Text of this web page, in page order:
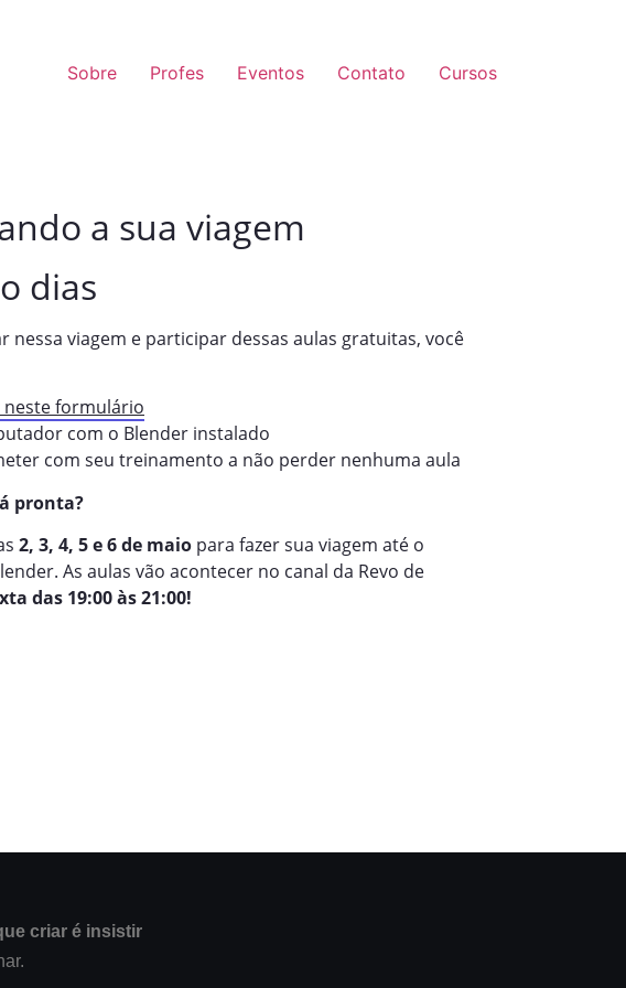
Sobre Profes Eventos Contato Cursos
a sua viagem
dias
nessa viagem e participar dessas aulas gratuitas, você
neste formulário
com o Blender instalado
com seu treinamento a não perder nenhuma aula
pronta?
2, 3, 4, 5 e 6 de maio para fazer sua viagem até o
As aulas vão acontecer no canal da Revo de
das 19:00 às 21:00!
criar é insistir